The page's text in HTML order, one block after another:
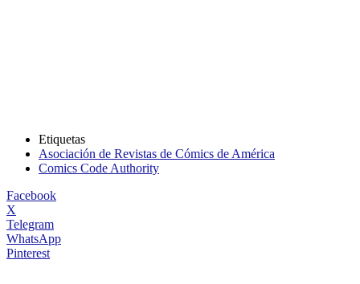
Etiquetas
Asociación de Revistas de Cómics de América
Comics Code Authority
Facebook
X
Telegram
WhatsApp
Pinterest